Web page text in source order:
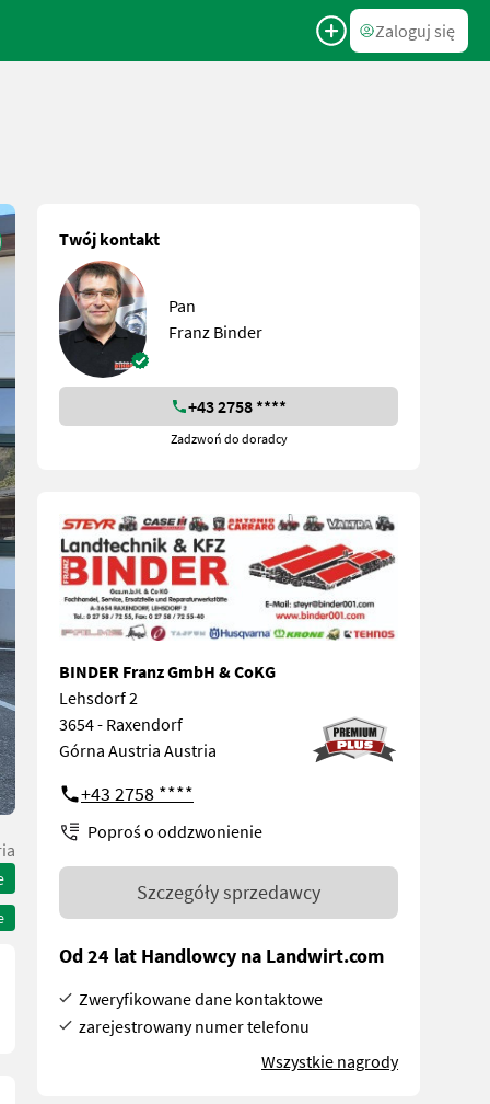
Zaloguj się
Twój kontakt
Pan
Franz Binder
+43 2758 ****
Zadzwoń do doradcy
BINDER Franz GmbH & CoKG
Lehsdorf 2
3654 - Raxendorf
Górna Austria Austria
+43 2758 ****
Poproś o oddzwonienie
Szczegóły sprzedawcy
Od 24 lat Handlowcy na Landwirt.com
Zweryfikowane dane kontaktowe
zarejestrowany numer telefonu
Wszystkie nagrody